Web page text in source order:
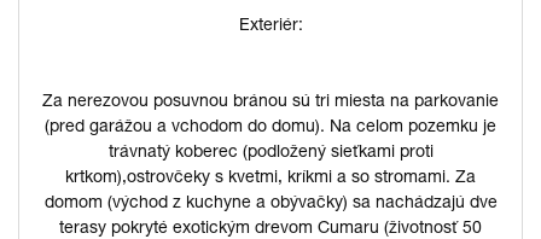
Exteriér:
Za nerezovou posuvnou bránou sú tri miesta na parkovanie
(pred garážou a vchodom do domu). Na celom pozemku je
trávnatý koberec (podložený sieťkami proti
krtkom),ostrovčeky s kvetmi, kríkmi a so stromami. Za
domom (východ z kuchyne a obývačky) sa nachádzajú dve
terasy pokryté exotickým drevom Cumaru (životnosť 50